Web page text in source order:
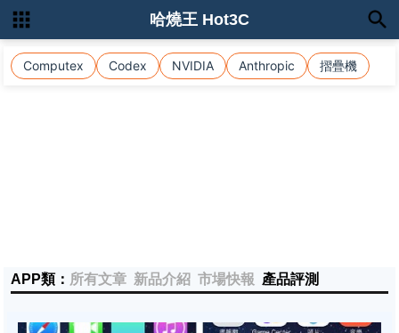
Computex Codex NVIDIA Anthropic 摺疊機
哈燒王 Hot3C
APP類： 所有文章 新品介紹 市場快報 產品評測